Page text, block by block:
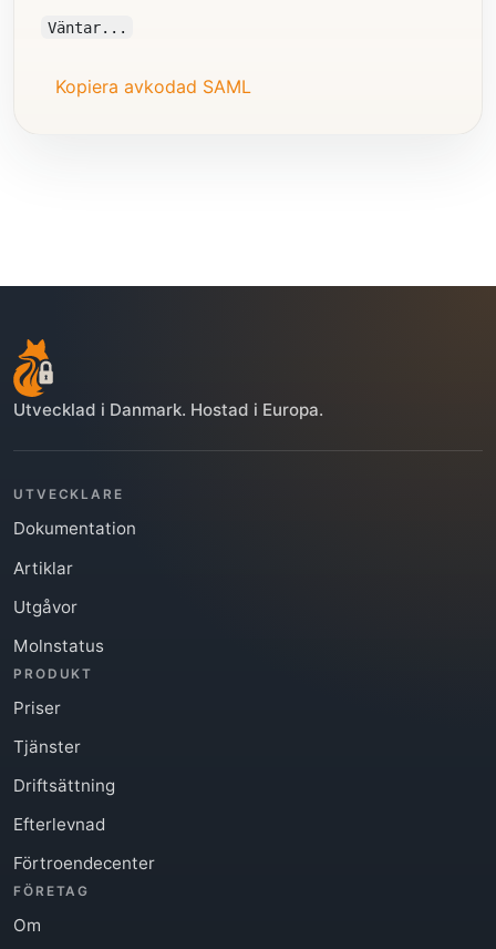
Väntar...
Kopiera avkodad SAML
Utvecklad i Danmark. Hostad i Europa.
UTVECKLARE
Dokumentation
Artiklar
Utgåvor
Molnstatus
PRODUKT
Priser
Tjänster
Driftsättning
Efterlevnad
Förtroendecenter
FÖRETAG
Om